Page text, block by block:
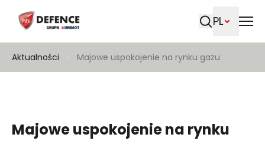
PL
Aktualności Majowe uspokojenie na rynku gazu
Majowe uspokojenie na rynku